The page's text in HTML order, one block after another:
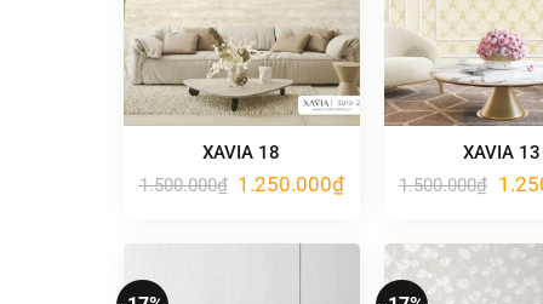
XAVIA 18
1.500.000₫ Giá
1.250.000₫Giá
1.250.000₫.
XAVIA 13
1.500.000₫ Giá